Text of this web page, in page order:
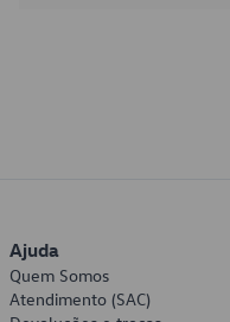
Ajuda
Quem Somos
Atendimento (SAC)